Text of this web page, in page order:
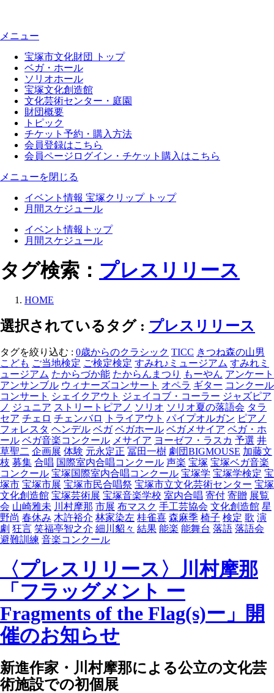
メニュー
宝塚市文化財団 トップ
ベガ・ホール
ソリオホール
宝塚文化創造館
文化芸術センター・庭園
財団概要
トピック
チケット予約・購入方法
会員登録はこちら
会員ページログイン・チケット購入はこちら
メニューを閉じる
イベント情報 宝塚クリップ トップ
月間スケジュール
イベント情報トップ
月間スケジュール
タグ検索： プレスリリース
HOME
選択されているタグ : プレスリリース
タグを絞り込む : 0歳からのクラシック TICC きつね森の山男
こども ご当地検定 ご検定検定 すみれ♪ミュージアム すみれミ
ュージアム たからづか能 たからんまつり もーやん アンケート
アンサンブル ウィナーズコンサート オペラ ギター コンクール
コンサート シェイクアウト ジェイコブ・コーラー ジャズピア
ノ ジュニア ストリートピアノ ソリオ ソリオ夏の落語会 タラ
セア チェロ チェンバロ トライアウト パイプオルガン ピアノ
フォレスタ ヘンデル ベガ ベガホール ベガメサイア ベガ・ホ
ール ベガ音楽コンクール メサイア ヨーゼフ・ラスカ 予選 井
草聖二 企画展 体験 元永定正 冨田一樹 劇団BIGMOUSE 加藤文
枝 募集 合唱 国際室内合唱コンクール 声楽 宝塚 宝塚ベガ音楽
コンクール 宝塚国際室内合唱コンクール 宝塚学 宝塚学検定 宝
塚市 宝塚市展 宝塚市民合唱祭 宝塚市立文化芸術センター 宝塚
文化創造館 宝塚芸術展 宝塚音楽学校 室内合唱 寄付 寄贈 展覧
会 山崎雅未 川村摩那 市展 布マスク 手工芸協会 文化創造館 星
野尚 春休み 木許裕介 林家染左 桂雀喜 森麻季 椅子 検定 歌 演
劇 狂言 笑福亭智之介 細川貂々 結果 能楽 能舞台 落語 落語会
避難訓練 音楽コンクール
〈プレスリリース〉川村摩那
「フラッグメント ー
Fragments of the Flag(s)ー」開
催のお知らせ
新進作家・川村摩那による公立の文化芸
術施設での初個展